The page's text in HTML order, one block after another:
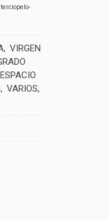
terciopelo-
VIRGEN
ESPACIO
VARIOS